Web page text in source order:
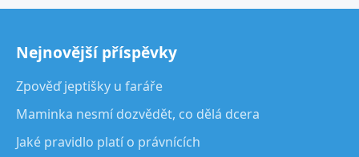
Nejnovější příspěvky
Zpověď jeptišky u faráře
Maminka nesmí dozvědět, co dělá dcera
Jaké pravidlo platí o právnících